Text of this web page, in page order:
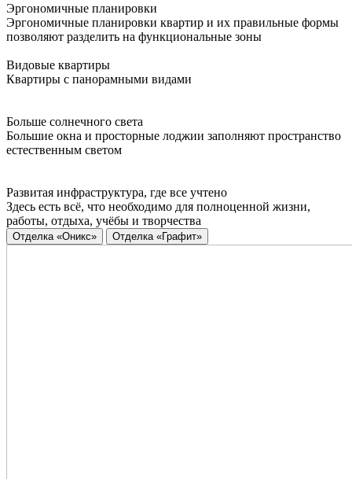
Эргономичные планировки
Эргономичные планировки квартир и их правильные формы
позволяют разделить на функциональные зоны
Видовые квартиры
Квартиры с панорамными видами
Больше солнечного света
Большие окна и просторные лоджии заполняют пространство
естественным светом
Развитая инфраструктура, где все учтено
Здесь есть всё, что необходимо для полноценной жизни,
работы, отдыха, учёбы и творчества
Отделка «Оникс» Отделка «Графит»